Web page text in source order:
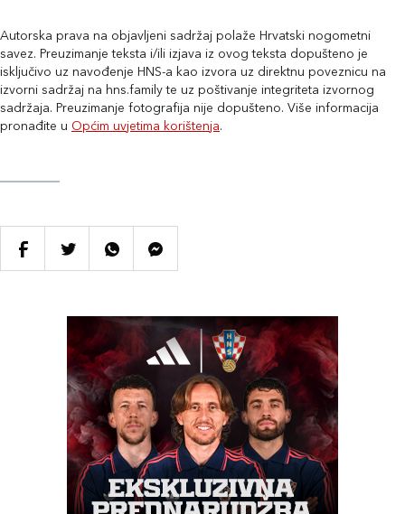
Autorska prava na objavljeni sadržaj polaže Hrvatski nogometni
savez. Preuzimanje teksta i/ili izjava iz ovog teksta dopušteno je
isključivo uz navođenje HNS-a kao izvora uz direktnu poveznicu na
izvorni sadržaj na hns.family te uz poštivanje integriteta izvornog
sadržaja. Preuzimanje fotografija nije dopušteno. Više informacija
pronađite u Općim uvjetima korištenja.